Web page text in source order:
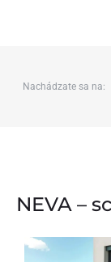
Nachádzate sa na:
NEVA –